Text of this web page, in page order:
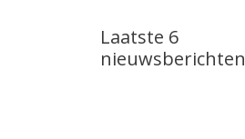
Laatste 6
nieuwsberichten